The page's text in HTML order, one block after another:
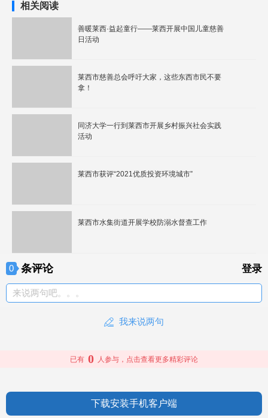
相关阅读
善暖莱西·益起童行——莱西开展中国儿童慈善
日活动
莱西市慈善总会呼吁大家，这些东西市民不要
拿！
同济大学一行到莱西市开展乡村振兴社会实践
活动
莱西市获评“2021优质投资环境城市”
莱西市水集街道开展学校防溺水督查工作
0 条评论 登录
来说两句吧。。。
我来说两句
已有 0 人参与，点击查看更多精彩评论
下载安装手机客户端